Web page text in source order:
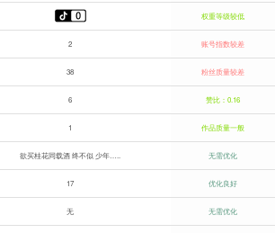
权重等级较低
2 账号指数较差
38 粉丝质量较差
6 赞比：0.16
1 作品质量一般
欲买桂花同载酒 终不似 少年….. 无需优化
17 优化良好
无 无需优化